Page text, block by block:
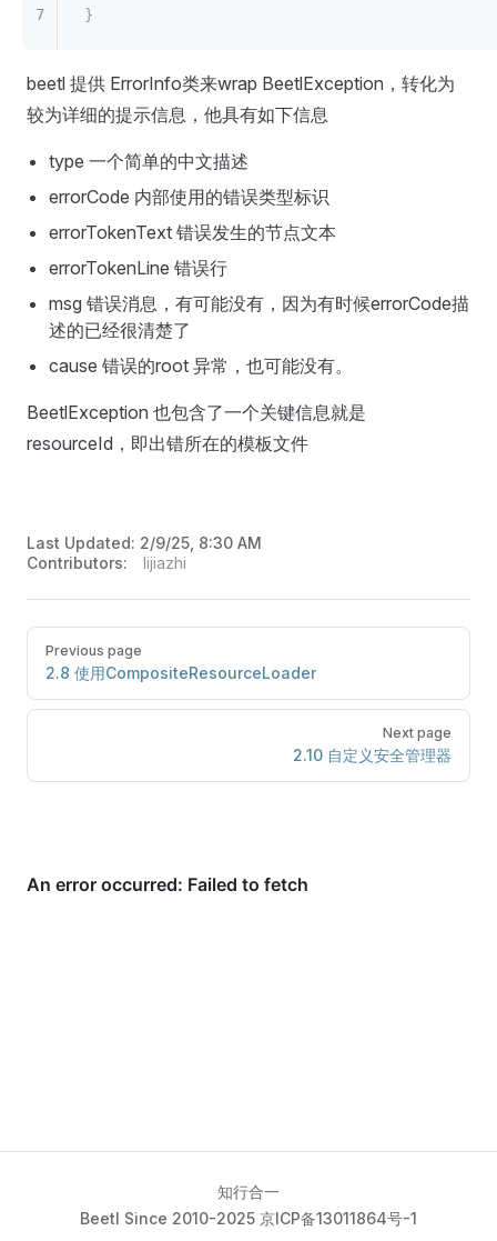
}
beetl 提供 ErrorInfo类来wrap BeetlException，转化为
较为详细的提示信息，他具有如下信息
type 一个简单的中文描述
errorCode 内部使用的错误类型标识
errorTokenText 错误发生的节点文本
errorTokenLine 错误行
msg 错误消息，有可能没有，因为有时候errorCode描
述的已经很清楚了
cause 错误的root 异常，也可能没有。
BeetlException 也包含了一个关键信息就是
resourceId，即出错所在的模板文件
Last Updated: 2/9/25, 8:30 AM
Contributors:
lijiazhi
Previous page
2.8 使用CompositeResourceLoader
Next page
2.10 自定义安全管理器
知行合一
Beetl Since 2010-2025 京ICP备13011864号-1